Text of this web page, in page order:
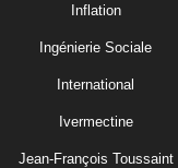
Inflation
Ingénierie Sociale
International
Ivermectine
Jean-François Toussaint